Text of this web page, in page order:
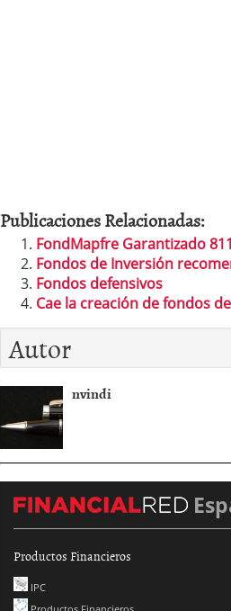
Publicaciones Relacionadas:
FondMapfre Garantizado
Fondos de Inversión
Fondos defensivos
Cae la creación de fondos
Autor
nvindi
Productos Financieros
IPC